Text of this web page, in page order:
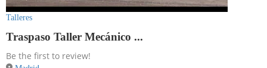
Talleres
Traspaso Taller Mecánico ...
Be the first to review!